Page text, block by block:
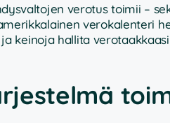
verotus toimii –
verokalenteri
keinoja hallita